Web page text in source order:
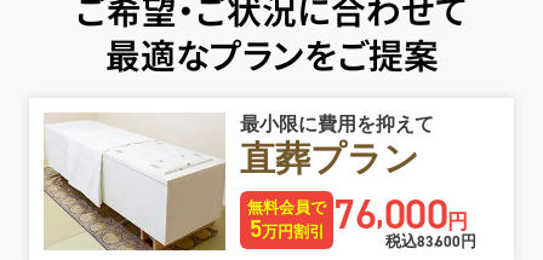
最適なプランをご提案
最小限に費用を抑えて
直葬プラン
無料会員で
5万円割引 76,000円
税込83,600円